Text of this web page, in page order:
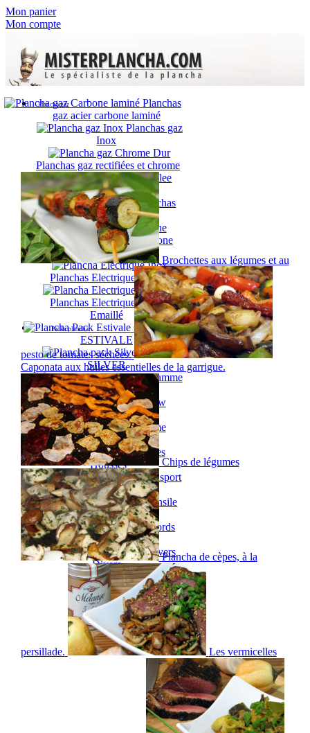
Mon panier
Mon compte
Plancha gaz
Planchas
gaz acier carbone laminé
Planchas gaz
Inox
Planchas gaz rectifiées et chrome
dur
Planchas gaz émaillée
Planchas
gaz en fonte
Plancha électrique
Planchas Electriques Carbone
Laminé
Planchas Electriques Inox
Planchas Electriques Acier
Emaillé
Packs plancha
Gamme
ESTIVALE
Gamme
SILVER
Gamme
EXTREME
Gamme RAINBOW
Gamme
PLANET
Accessoires
Couvercles
Housses
Protections
Chariots
Dessertes
Couteaux
Spatules
Raccords
Détendeurs
Divers
Brochettes aux légumes et au
pesto de tomates séchées.
Caponata aux huiles essentielles de la garrigue.
Chips de légumes
Plancha de cèpes, à la
persillade. Les vermicelles